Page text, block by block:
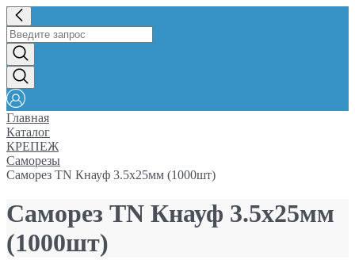
Главная
Каталог
КРЕПЕЖ
Саморезы
Саморез TN Кнауф 3.5х25мм (1000шт)
Саморез TN Кнауф 3.5х25мм
(1000шт)